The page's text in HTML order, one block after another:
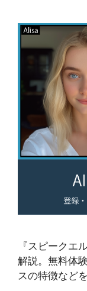
『スピークエ
解説。無料体
スの特徴など